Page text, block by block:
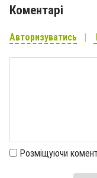
Коментарі
Авторизуватись
Розміщуючи